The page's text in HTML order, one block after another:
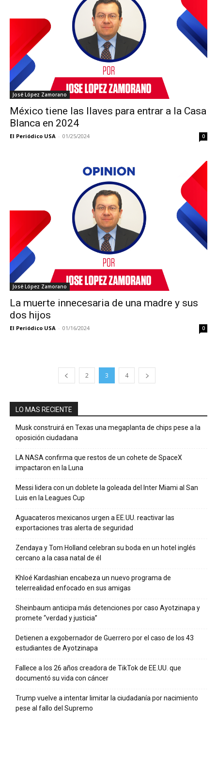
José López Zamorano
México tiene las llaves para entrar a la Casa
Blanca en 2024
El Periódico USA - 01/25/2024 0
José López Zamorano
La muerte innecesaria de una madre y sus
dos hijos
El Periódico USA - 01/16/2024 0
2 3 4
LO MAS RECIENTE
Musk construirá en Texas una megaplanta de chips pese a la
oposición ciudadana
LA NASA confirma que restos de un cohete de SpaceX
impactaron en la Luna
Messi lidera con un doblete la goleada del Inter Miami al San
Luis en la Leagues Cup
Aguacateros mexicanos urgen a EE.UU. reactivar las
exportaciones tras alerta de seguridad
Zendaya y Tom Holland celebran su boda en un hotel inglés
cercano a la casa natal de él
Khloé Kardashian encabeza un nuevo programa de
telerrealidad enfocado en sus amigas
Sheinbaum anticipa más detenciones por caso Ayotzinapa y
promete “verdad y justicia”
Detienen a exgobernador de Guerrero por el caso de los 43
estudiantes de Ayotzinapa
Fallece a los 26 años creadora de TikTok de EE.UU. que
documentó su vida con cáncer
Trump vuelve a intentar limitar la ciudadanía por nacimiento
pese al fallo del Supremo